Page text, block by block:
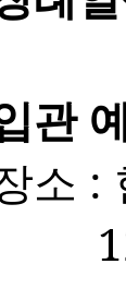
관
소 :